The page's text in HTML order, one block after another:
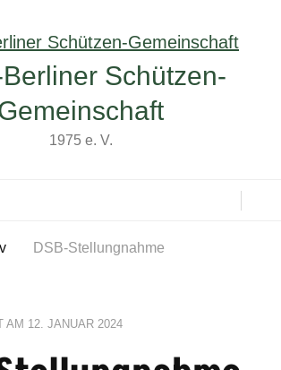
Schützen-
1975 e. V.
DSB-Stellungnahme
AM 12. JANUAR 2024